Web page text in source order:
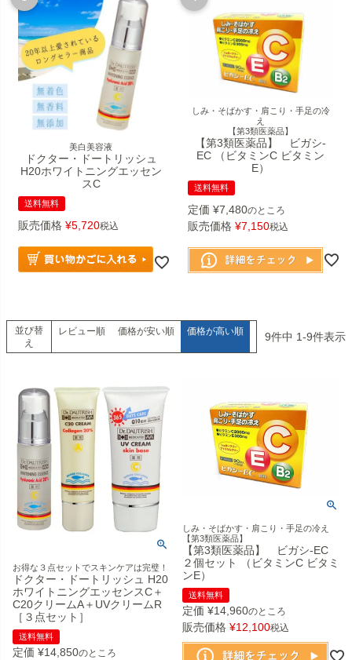
美白美容液
ドクター・ドートリッシュ
H20ホワイトニングエッセン
スC
送料無料
販売価格 ¥5,720税込
しみ・そばかす・肩こり・手足の冷
え
【第3類医薬品】
【第3類医薬品】 ビガシ-
EC （ビタミンC ビタミン
E）
送料無料
定価 ¥7,480のところ
販売価格 ¥7,150税込
並び替
え
レビュー順 価格が安い順 価格が高い順 9件中 1-9件表示
お得な３点セットでスキンケアは完璧！
ドクター・ドートリッシュ H20
ホワイトニングエッセンスC＋
C20クリームA＋UVクリームR
［３点セット］
送料無料
定価 ¥14,850のところ
しみ・そばかす・肩こり・手足の冷え
【第3類医薬品】
【第3類医薬品】 ビガシ-EC
２個セット （ビタミンC ビタミ
ンE）
送料無料
定価 ¥14,960のところ
販売価格 ¥12,100税込